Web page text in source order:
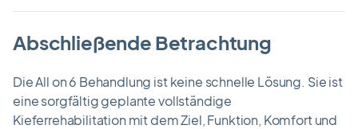
Abschließende Betrachtung
Die All on 6 Behandlung ist keine schnelle Lösung. Sie ist
eine sorgfältig geplante vollständige
Kieferrehabilitation mit dem Ziel, Funktion, Komfort und